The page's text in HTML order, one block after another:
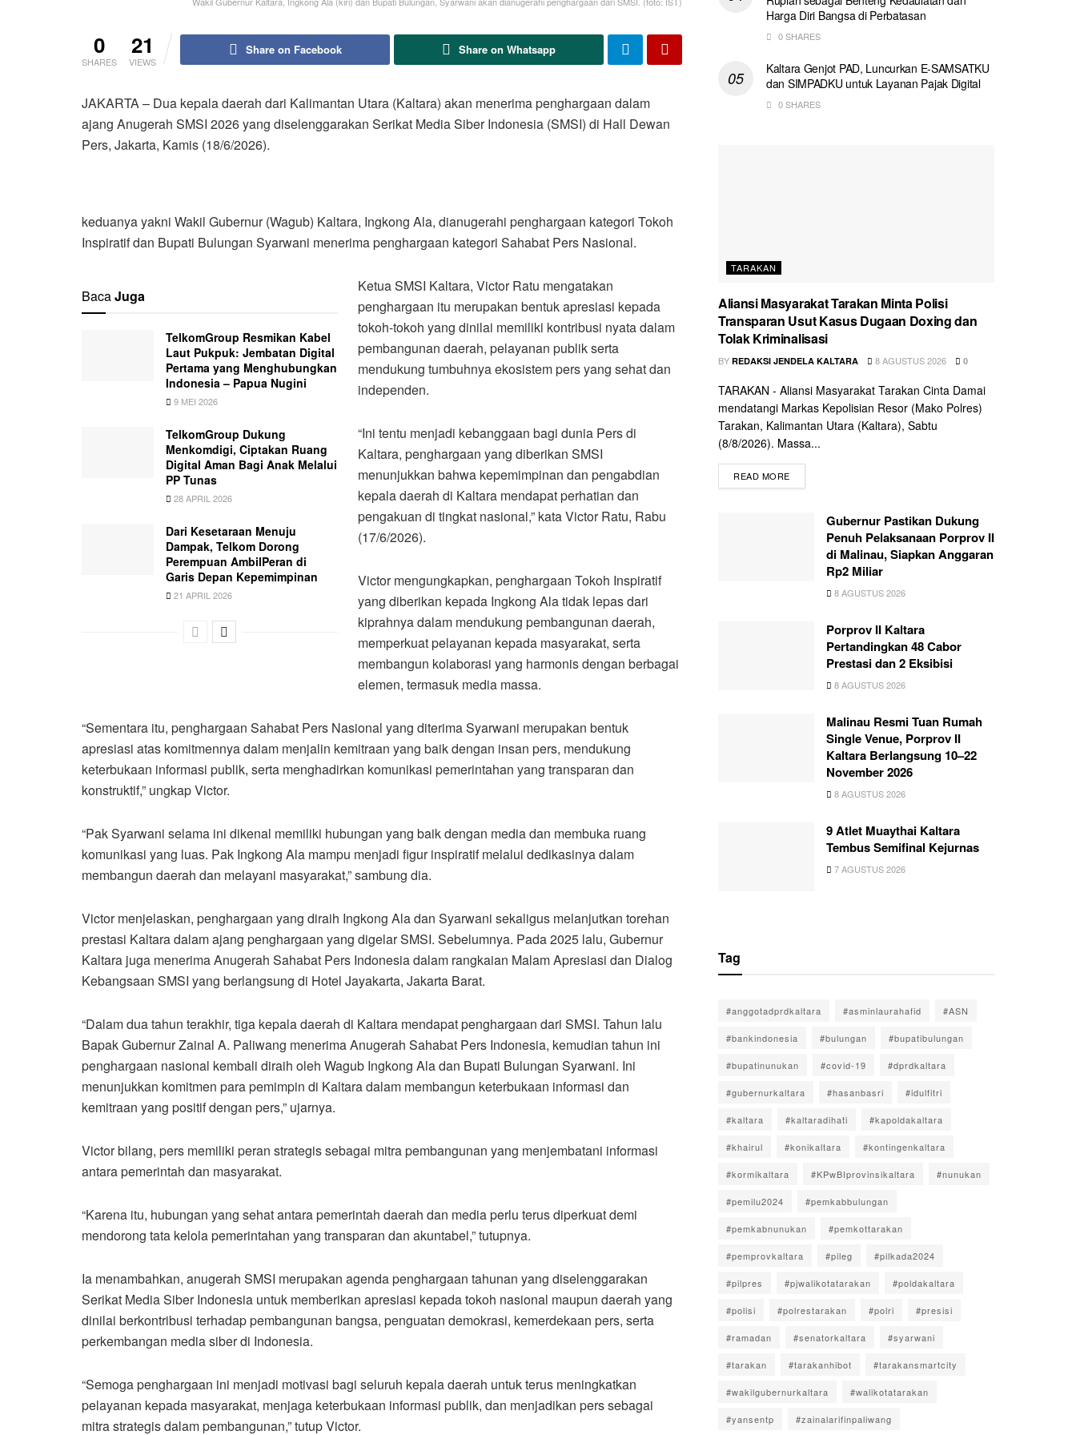
0
SHARES
21
VIEWS
Share on Facebook Share on Whatsapp
JAKARTA – Dua kepala daerah dari Kalimantan Utara (Kaltara) akan menerima penghargaan dalam
ajang Anugerah SMSI 2026 yang diselenggarakan Serikat Media Siber Indonesia (SMSI) di Hall Dewan
Pers, Jakarta, Kamis (18/6/2026).
keduanya yakni Wakil Gubernur (Wagub) Kaltara, Ingkong Ala, dianugerahi penghargaan kategori Tokoh
Inspiratif dan Bupati Bulungan Syarwani menerima penghargaan kategori Sahabat Pers Nasional.
BacaJuga
TelkomGroup Resmikan Kabel
Laut Pukpuk: Jembatan Digital
Pertama yang Menghubungkan
Indonesia – Papua Nugini
9 MEI 2026
TelkomGroup Dukung
Menkomdigi, Ciptakan Ruang
Digital Aman Bagi Anak Melalui
PP Tunas
28 APRIL 2026
Dari Kesetaraan Menuju
Dampak, Telkom Dorong
Perempuan AmbilPeran di
Garis Depan Kepemimpinan
21 APRIL 2026
Ketua SMSI Kaltara, Victor Ratu mengatakan
penghargaan itu merupakan bentuk apresiasi kepada
tokoh-tokoh yang dinilai memiliki kontribusi nyata dalam
pembangunan daerah, pelayanan publik serta
mendukung tumbuhnya ekosistem pers yang sehat dan
independen.
“Ini tentu menjadi kebanggaan bagi dunia Pers di
Kaltara, penghargaan yang diberikan SMSI
menunjukkan bahwa kepemimpinan dan pengabdian
kepala daerah di Kaltara mendapat perhatian dan
pengakuan di tingkat nasional,” kata Victor Ratu, Rabu
(17/6/2026).
Victor mengungkapkan, penghargaan Tokoh Inspiratif
yang diberikan kepada Ingkong Ala tidak lepas dari
kiprahnya dalam mendukung pembangunan daerah,
memperkuat pelayanan kepada masyarakat, serta
membangun kolaborasi yang harmonis dengan berbagai
elemen, termasuk media massa.
“Sementara itu, penghargaan Sahabat Pers Nasional yang diterima Syarwani merupakan bentuk
apresiasi atas komitmennya dalam menjalin kemitraan yang baik dengan insan pers, mendukung
keterbukaan informasi publik, serta menghadirkan komunikasi pemerintahan yang transparan dan
konstruktif,” ungkap Victor.
“Pak Syarwani selama ini dikenal memiliki hubungan yang baik dengan media dan membuka ruang
komunikasi yang luas. Pak Ingkong Ala mampu menjadi figur inspiratif melalui dedikasinya dalam
membangun daerah dan melayani masyarakat,” sambung dia.
Victor menjelaskan, penghargaan yang diraih Ingkong Ala dan Syarwani sekaligus melanjutkan torehan
prestasi Kaltara dalam ajang penghargaan yang digelar SMSI. Sebelumnya. Pada 2025 lalu, Gubernur
Kaltara juga menerima Anugerah Sahabat Pers Indonesia dalam rangkaian Malam Apresiasi dan Dialog
Kebangsaan SMSI yang berlangsung di Hotel Jayakarta, Jakarta Barat.
“Dalam dua tahun terakhir, tiga kepala daerah di Kaltara mendapat penghargaan dari SMSI. Tahun lalu
Bapak Gubernur Zainal A. Paliwang menerima Anugerah Sahabat Pers Indonesia, kemudian tahun ini
penghargaan nasional kembali diraih oleh Wagub Ingkong Ala dan Bupati Bulungan Syarwani. Ini
menunjukkan komitmen para pemimpin di Kaltara dalam membangun keterbukaan informasi dan
kemitraan yang positif dengan pers,” ujarnya.
Victor bilang, pers memiliki peran strategis sebagai mitra pembangunan yang menjembatani informasi
antara pemerintah dan masyarakat.
“Karena itu, hubungan yang sehat antara pemerintah daerah dan media perlu terus diperkuat demi
mendorong tata kelola pemerintahan yang transparan dan akuntabel,” tutupnya.
Ia menambahkan, anugerah SMSI merupakan agenda penghargaan tahunan yang diselenggarakan
Serikat Media Siber Indonesia untuk memberikan apresiasi kepada tokoh nasional maupun daerah yang
dinilai berkontribusi terhadap pembangunan bangsa, penguatan demokrasi, kemerdekaan pers, serta
perkembangan media siber di Indonesia.
“Semoga penghargaan ini menjadi motivasi bagi seluruh kepala daerah untuk terus meningkatkan
pelayanan kepada masyarakat, menjaga keterbukaan informasi publik, dan menjadikan pers sebagai
mitra strategis dalam pembangunan,” tutup Victor.
Harga Diri Bangsa di Perbatasan
0 SHARES
Kaltara Genjot PAD, Luncurkan E-SAMSATKU
dan SIMPADKU untuk Layanan Pajak Digital
0 SHARES
TARAKAN
Aliansi Masyarakat Tarakan Minta Polisi
Transparan Usut Kasus Dugaan Doxing dan
Tolak Kriminalisasi
BY REDAKSI JENDELA KALTARA 8 AGUSTUS 2026 0
TARAKAN - Aliansi Masyarakat Tarakan Cinta Damai
mendatangi Markas Kepolisian Resor (Mako Polres)
Tarakan, Kalimantan Utara (Kaltara), Sabtu
(8/8/2026). Massa...
READ MORE
Gubernur Pastikan Dukung
Penuh Pelaksanaan Porprov II
di Malinau, Siapkan Anggaran
Rp2 Miliar
8 AGUSTUS 2026
Porprov II Kaltara
Pertandingkan 48 Cabor
Prestasi dan 2 Eksibisi
8 AGUSTUS 2026
Malinau Resmi Tuan Rumah
Single Venue, Porprov II
Kaltara Berlangsung 10–22
November 2026
8 AGUSTUS 2026
9 Atlet Muaythai Kaltara
Tembus Semifinal Kejurnas
7 AGUSTUS 2026
Tag
#anggotadprdkaltara #asminlaurahafid #ASN
#bankindonesia #bulungan #bupatibulungan
#bupatinunukan #covid-19 #dprdkaltara
#gubernurkaltara #hasanbasri #idulfitri
#kaltara #kaltaradihati #kapoldakaltara
#khairul #konikaltara #kontingenkaltara
#kormikaltara #KPwBIprovinsikaltara #nunukan
#pemilu2024 #pemkabbulungan
#pemkabnunukan #pemkottarakan
#pemprovkaltara #pileg #pilkada2024
#pilpres #pjwalikotatarakan #poldakaltara
#polisi #polrestarakan #polri #presisi
#ramadan #senatorkaltara #syarwani
#tarakan #tarakanhibot #tarakansmartcity
#wakilgubernurkaltara #walikotatarakan
#yansentp #zainalarifinpaliwang